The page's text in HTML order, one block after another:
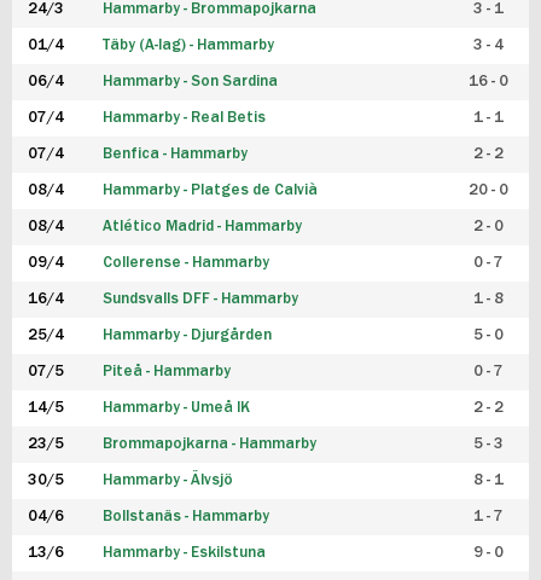
FUTSAL DAM
24/3 Hammarby - Brommapojkarna 3 - 1
01/4 Täby (A-lag) - Hammarby 3 - 4
06/4 Hammarby - Son Sardina 16 - 0
07/4 Hammarby - Real Betis 1 - 1
07/4 Benfica - Hammarby 2 - 2
08/4 Hammarby - Platges de Calvià 20 - 0
08/4 Atlético Madrid - Hammarby 2 - 0
09/4 Collerense - Hammarby 0 - 7
16/4 Sundsvalls DFF - Hammarby 1 - 8
25/4 Hammarby - Djurgården 5 - 0
07/5 Piteå - Hammarby 0 - 7
14/5 Hammarby - Umeå IK 2 - 2
23/5 Brommapojkarna - Hammarby 5 - 3
30/5 Hammarby - Älvsjö 8 - 1
04/6 Bollstanäs - Hammarby 1 - 7
13/6 Hammarby - Eskilstuna 9 - 0